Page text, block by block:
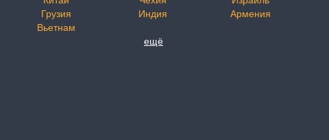
Грузия
Индия
Армения
Вьетнам
ещё